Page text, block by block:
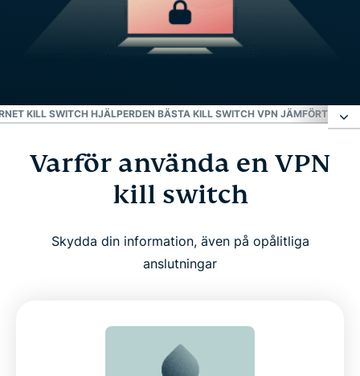
KILL SWITCH HJÄLPERDEN BÄSTA KILL SWITCH VPN JÄMFÖRT MED
Varför använda en VPN kill switch
Vad Internet Kill Switch gör för att hålla dig säker
Varför använda en VPN
kill switch
Skydda din information, även på opålitliga
anslutningar